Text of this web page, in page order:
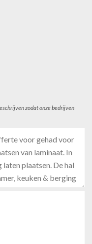
zodat onze bedrijven